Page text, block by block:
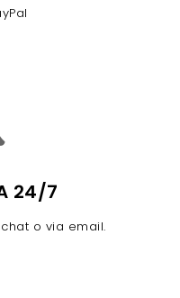
24/7
o via email.